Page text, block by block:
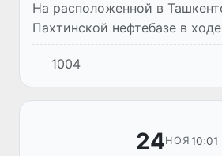
На расположенной в
Пахтинской нефтебазе в
работ произошло
устраняется 14 пожарно-
экипажами УЧС Ташкентской
1004
24НОЯ 10:01